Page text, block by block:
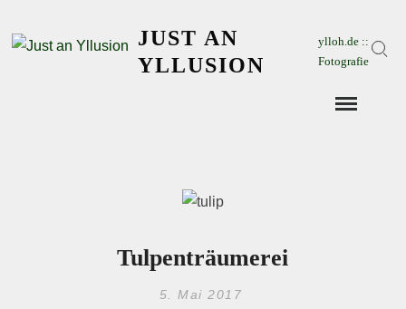
JUST AN
YLLUSION
ylloh.de ::
Fotografie
Tulpenträumerei
5. Mai 2017